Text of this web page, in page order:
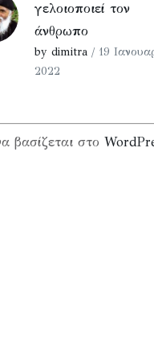
γελοιοποιεί τον
άνθρωπο
by dimitra / 19
2022
βασίζεται στο